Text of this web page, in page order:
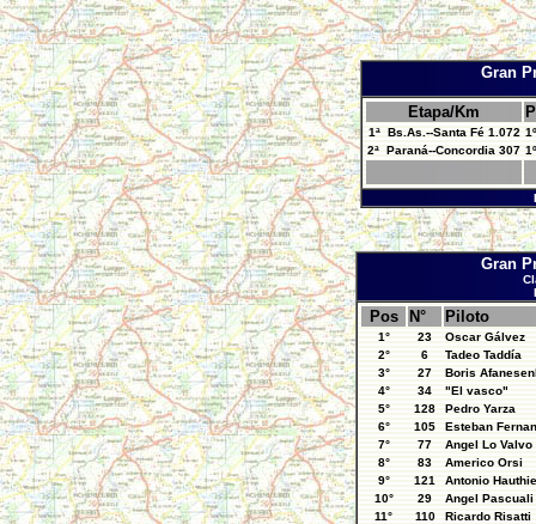
Gran
Etapa/Km P
1ª Bs.As.--Santa Fé 1.072 1º
2ª Paraná--Concordia 307 1º
Gran
Pos N° Piloto
1° 23
Oscar Gálvez
2°
6
Tadeo Taddía
3°
27
Boris
4°
34
"El vasco"
5°
128
Pedro Yarza
6°
105
Esteban
7°
77
Angel Lo Valvo
8°
83
Americo Orsi
9°
121
Antonio
10°
29
Angel Pascuali
11°
110
Ricardo Risatti